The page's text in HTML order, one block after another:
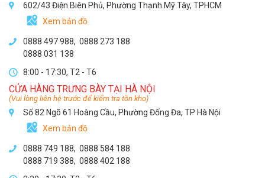
602/43 Điện Biên Phủ, Phường Thạnh Mỹ Tây, TPHCM
Xem bản đồ
0888 497 988, 0888 273 188
0888 031 138
8:00 - 17:30, T2 - T6
CỬA HÀNG TRƯNG BÀY TẠI HÀ NỘI
(Vui lòng liên hệ trước để kiểm tra tồn kho)
Số 82 Ngõ 61 Hoàng Cầu, Phường Đống Đa, TP Hà Nội
Xem bản đồ
0888 749 188, 0888 584 188
0888 719 388, 0888 402 188